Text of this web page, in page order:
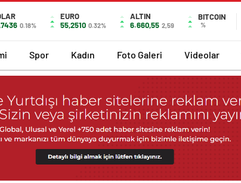
0.18%
EURO
55,2510 0.32%
ALTIN
6.660,55 2,59
BITCOIN
%
Spor Kadın Foto Galeri Videolar